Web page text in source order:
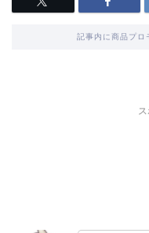
記事内に商品プロ